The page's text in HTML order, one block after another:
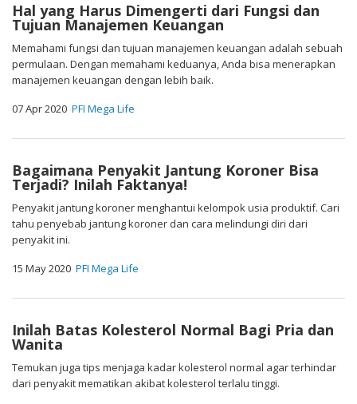
Hal yang Harus Dimengerti dari Fungsi dan
Tujuan Manajemen Keuangan
Memahami fungsi dan tujuan manajemen keuangan adalah sebuah
permulaan. Dengan memahami keduanya, Anda bisa menerapkan
manajemen keuangan dengan lebih baik.
07 Apr 2020 PFI Mega Life
Bagaimana Penyakit Jantung Koroner Bisa
Terjadi? Inilah Faktanya!
Penyakit jantung koroner menghantui kelompok usia produktif. Cari
tahu penyebab jantung koroner dan cara melindungi diri dari
penyakit ini.
15 May 2020 PFI Mega Life
Inilah Batas Kolesterol Normal Bagi Pria dan
Wanita
Temukan juga tips menjaga kadar kolesterol normal agar terhindar
dari penyakit mematikan akibat kolesterol terlalu tinggi.